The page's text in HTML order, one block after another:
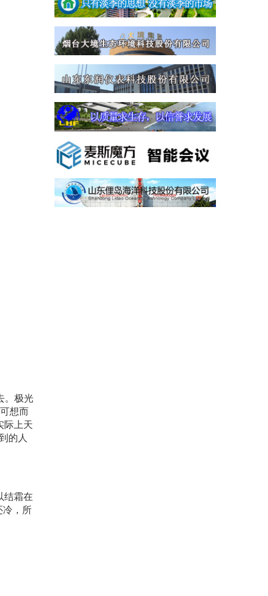
。极光
想而
际上天
的人
结霜在
冷，所